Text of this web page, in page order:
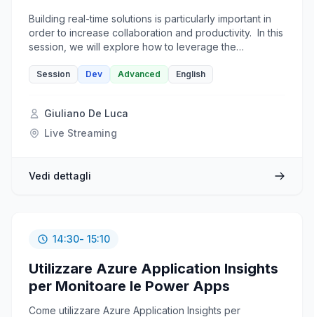
Building real-time solutions is particularly important in
order to increase collaboration and productivity. In this
session, we will explore how to leverage the
collaboration features into your app. We will analyze
automatically renew the webhook subscription, we will
see several scenarios using SharePoint Framework,
Session Dev Advanced English
Giuliano De Luca
Live Streaming
Vedi dettagli
14:30- 15:10
Utilizzare Azure Application Insights
per Monitoare le Power Apps
Come utilizzare Azure Application Insights per